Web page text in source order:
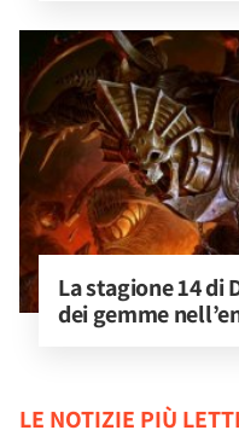
La stagione 14 di
dei gemme
LE NOTIZIE PIÙ